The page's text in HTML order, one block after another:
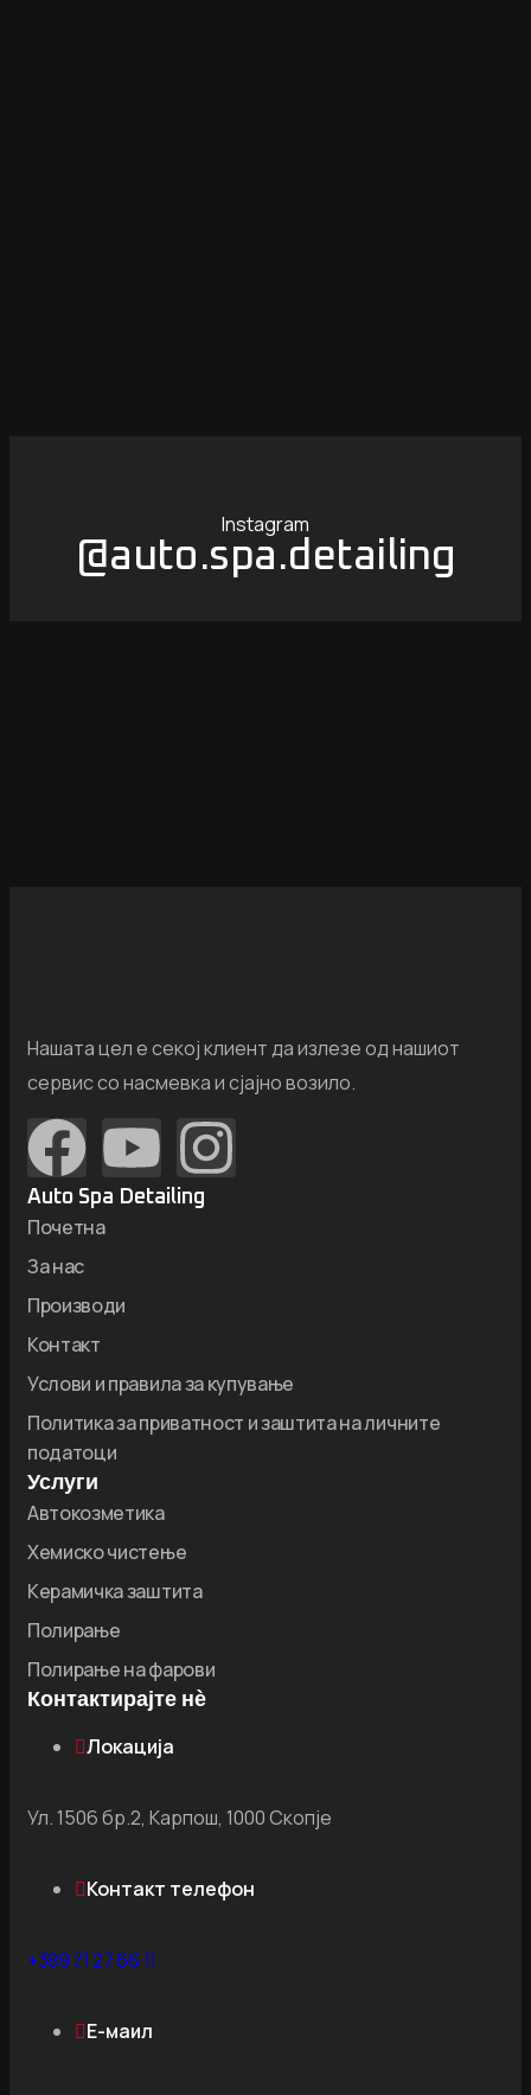
Instagram
@auto.spa.detailing
Нашата цел е секој клиент да излезе од нашиот
сервис со насмевка и сјајно возило.
Auto Spa Detailing
Почетна
За нас
Производи
Контакт
Услови и правила за купување
Политика за приватност и заштита на личните
податоци
Услуги
Автокозметика
Хемиско чистење
Керамичка заштита
Полирање
Полирање на фарови
Контактирајте нѐ
Локација
Ул. 1506 бр.2, Карпош, 1000 Скопје
Контакт телефон
+389 71 27 66 11
Е-маил